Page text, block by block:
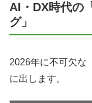
AI・DX時代の
グ」
2026年に不可欠な
に出します。